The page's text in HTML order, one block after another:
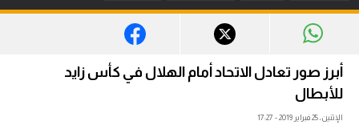
أخبار
ميركاتو
فانتازي في الجول
أبرز صور تعادل الاتحاد أمام الهلال في كأس زايد
للأبطال
الإثنين، 25 فبراير 2019 - 17:27